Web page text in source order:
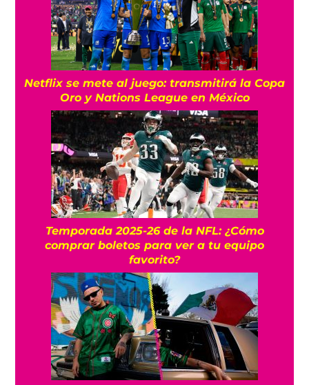
Netflix se mete al juego: transmitirá la Copa
Oro y Nations League en México
Temporada 2025-26 de la NFL: ¿Cómo
comprar boletos para ver a tu equipo
favorito?